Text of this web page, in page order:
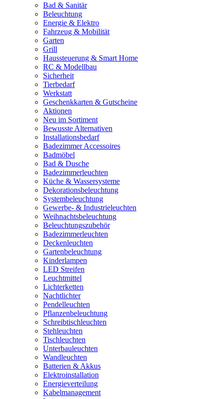
Bad & Sanitär
Beleuchtung
Energie & Elektro
Fahrzeug & Mobilität
Garten
Grill
Haussteuerung & Smart Home
RC & Modellbau
Sicherheit
Tierbedarf
Werkstatt
Geschenkkarten & Gutscheine
Aktionen
Neu im Sortiment
Bewusste Alternativen
Installationsbedarf
Badezimmer Accessoires
Badmöbel
Bad & Dusche
Badezimmerleuchten
Küche & Wassersysteme
Dekorationsbeleuchtung
Systembeleuchtung
Gewerbe- & Industrieleuchten
Weihnachtsbeleuchtung
Beleuchtungszubehör
Badezimmerleuchten
Deckenleuchten
Gartenbeleuchtung
Kinderlampen
LED Streifen
Leuchtmittel
Lichterketten
Nachtlichter
Pendelleuchten
Pflanzenbeleuchtung
Schreibtischleuchten
Stehleuchten
Tischleuchten
Unterbauleuchten
Wandleuchten
Batterien & Akkus
Elektroinstallation
Energieverteilung
Kabelmanagement